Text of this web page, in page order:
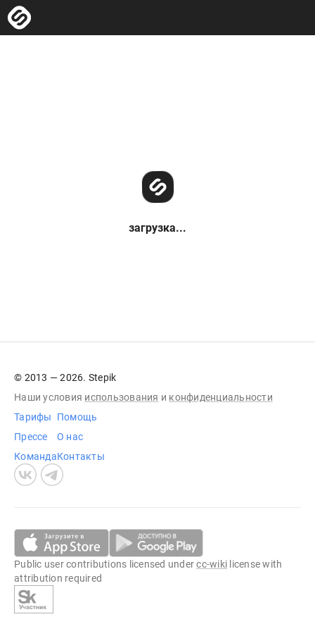
загрузка...
© 2013 — 2026. Stepik
Наши условия использования и конфиденциальности
Тарифы
Прессе
Команда
Помощь
О нас
Контакты
Public user contributions licensed undercc-wiki license with
attribution required